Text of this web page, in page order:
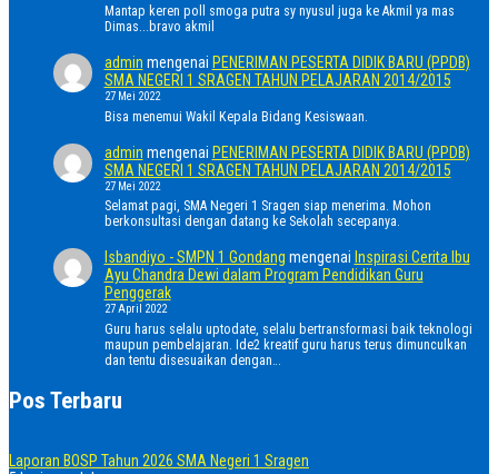
Mantap keren poll smoga putra sy nyusul juga ke Akmil ya mas
Dimas...bravo akmil
admin mengenai PENERIMAN PESERTA DIDIK BARU (PPDB)
SMA NEGERI 1 SRAGEN TAHUN PELAJARAN 2014/2015
27 Mei 2022
Bisa menemui Wakil Kepala Bidang Kesiswaan.
admin mengenai PENERIMAN PESERTA DIDIK BARU (PPDB)
SMA NEGERI 1 SRAGEN TAHUN PELAJARAN 2014/2015
27 Mei 2022
Selamat pagi, SMA Negeri 1 Sragen siap menerima. Mohon
berkonsultasi dengan datang ke Sekolah secepanya.
Isbandiyo - SMPN 1 Gondang mengenai Inspirasi Cerita Ibu
Ayu Chandra Dewi dalam Program Pendidikan Guru
Penggerak
27 April 2022
Guru harus selalu uptodate, selalu bertransformasi baik teknologi
maupun pembelajaran. Ide2 kreatif guru harus terus dimunculkan
dan tentu disesuaikan dengan…
Pos Terbaru
Laporan BOSP Tahun 2026 SMA Negeri 1 Sragen